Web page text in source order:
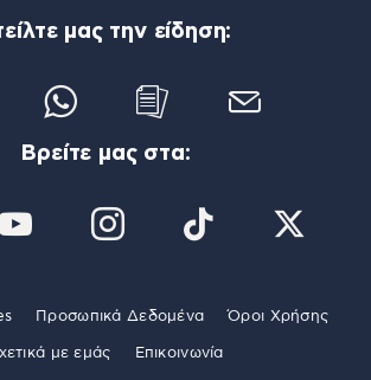
μας την είδηση:
Βρείτε μας στα:
Προσωπικά Δεδομένα Όροι Χρήσης
με εμάς Επικοινωνία